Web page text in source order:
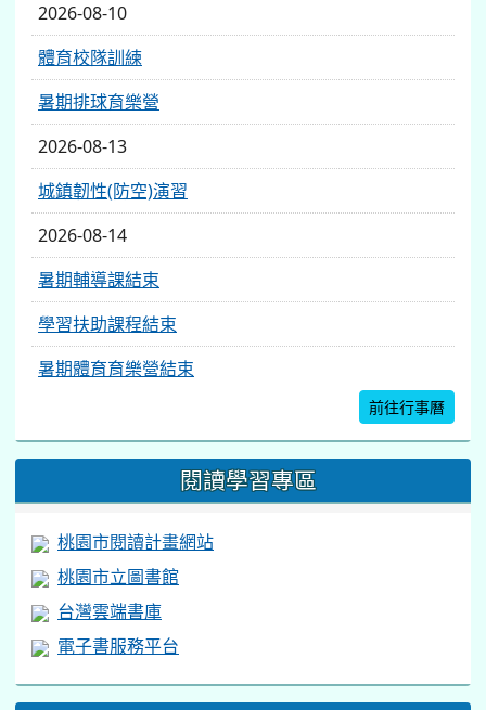
2026-08-10
體育校隊訓練
暑期排球育樂營
2026-08-13
城鎮韌性(防空)演習
2026-08-14
暑期輔導課結束
學習扶助課程結束
暑期體育育樂營結束
前往行事曆
閱讀學習專區
桃園市閱讀計畫網站
桃園市立圖書館
台灣雲端書庫
電子書服務平台